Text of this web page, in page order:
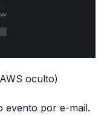
oculto)
evento por e-mail.